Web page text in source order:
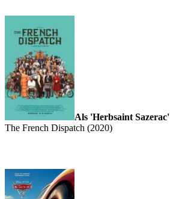
Als 'Herbsaint Sazerac'
The French Dispatch (2020)